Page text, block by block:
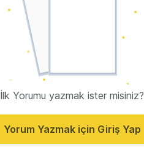
İlk Yorumu yazmak ister misiniz?
Yorum Yazmak için Giriş Yap